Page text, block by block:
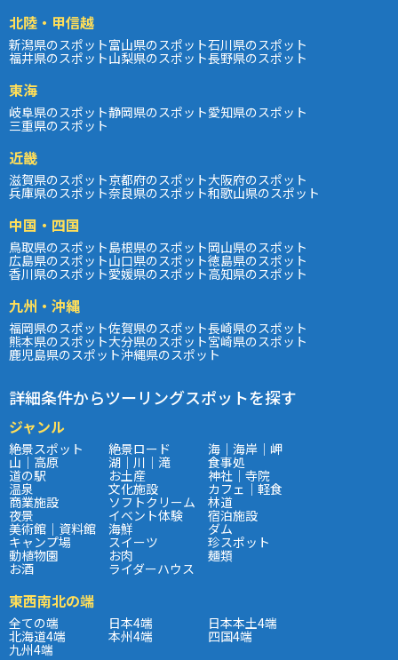
北陸・甲信越
新潟県のスポット富山県のスポット石川県のスポット
福井県のスポット山梨県のスポット長野県のスポット
東海
岐阜県のスポット静岡県のスポット愛知県のスポット
三重県のスポット
近畿
滋賀県のスポット京都府のスポット大阪府のスポット
兵庫県のスポット奈良県のスポット和歌山県のスポット
中国・四国
鳥取県のスポット島根県のスポット岡山県のスポット
広島県のスポット山口県のスポット徳島県のスポット
香川県のスポット愛媛県のスポット高知県のスポット
九州・沖縄
福岡県のスポット佐賀県のスポット長崎県のスポット
熊本県のスポット大分県のスポット宮崎県のスポット
鹿児島県のスポット沖縄県のスポット
詳細条件からツーリングスポットを探す
ジャンル
絶景スポット 絶景ロード 海｜海岸｜岬
山｜高原 湖｜川｜滝 食事処
道の駅 お土産 神社｜寺院
温泉 文化施設 カフェ｜軽食
商業施設 ソフトクリーム 林道
夜景 イベント体験 宿泊施設
美術館｜資料館 海鮮 ダム
キャンプ場 スイーツ 珍スポット
動植物園 お肉 麺類
お酒 ライダーハウス
東西南北の端
全ての端 日本4端 日本本土4端
北海道4端 本州4端 四国4端
九州4端